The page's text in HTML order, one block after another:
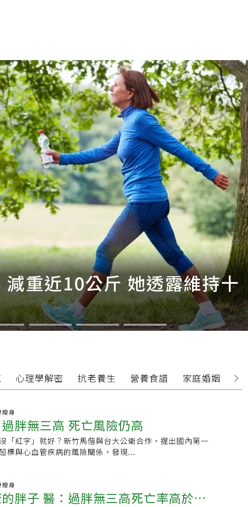
重近10公斤 她透露維持十
心理學解密 抗老養生 營養食譜 家庭婚姻
瘦身
胖無三高 死亡風險仍高
「紅字」就好？新竹馬偕與台大公衛合作，提出國內第一
標與心血管疾病的風險關係，發現...
瘦身
死亡率高於一